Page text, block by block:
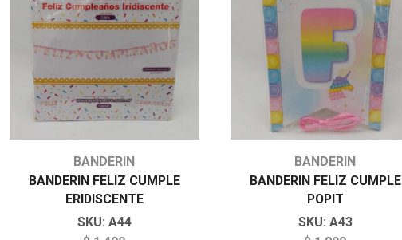
BANDERIN
BANDERIN FELIZ CUMPLE
ERIDISCENTE
SKU: A44
BANDERIN
BANDERIN FELIZ CUMPLE
POPIT
SKU: A43